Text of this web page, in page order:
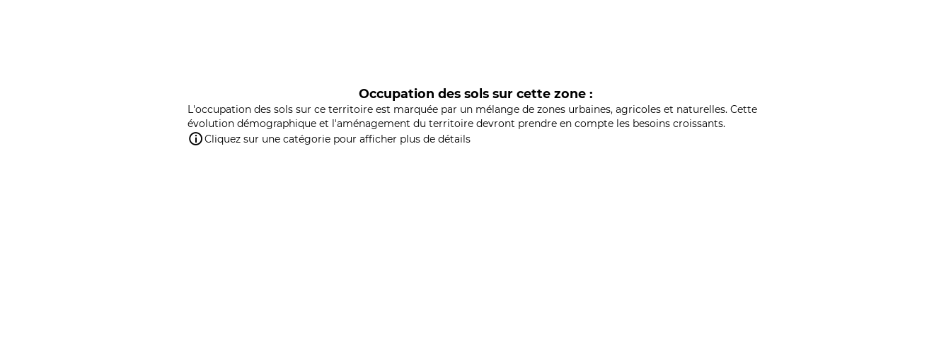
Occupation des sols sur cette zone :
L'occupation des sols sur ce territoire est marquée par un mélange de zones urbaines, agricoles et naturelles. Cette
évolution démographique et l'aménagement du territoire devront prendre en compte les besoins croissants.
Cliquez sur une catégorie pour afficher plus de détails